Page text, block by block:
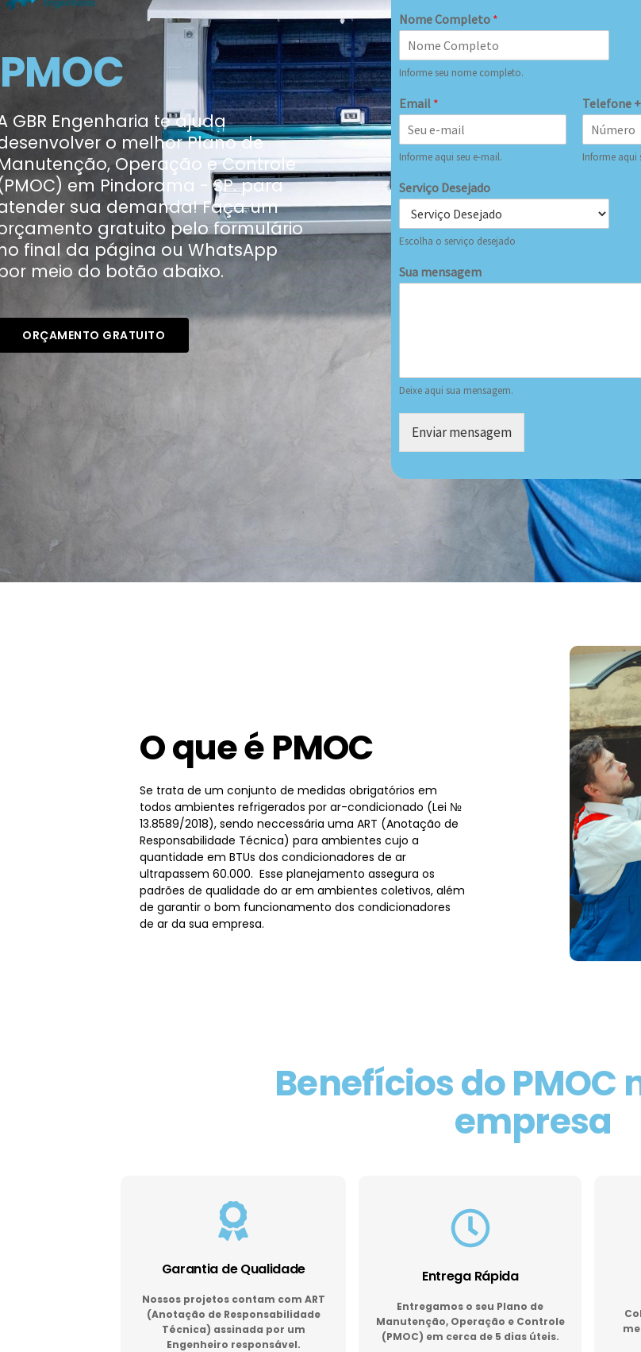
PMOC
GBR Engenharia te ajuda
o melhor Plano de
Operação e Controle
em Pindorama - SP. para
sua demanda! Faça um
gratuito pelo formulário
final da página ou WhatsApp
meio do botão abaixo.
ORÇAMENTO GRATUITO
Nome Completo *
Informe seu nome completo.
Email *
Informe aqui seu e-mail.
Telefone
Informe aqui
Serviço Desejado
Escolha o serviço desejado
Sua mensagem
Deixe aqui sua mensagem.
Enviar mensagem
O que é PMOC
Se trata de um conjunto de medidas obrigatórios em
todos ambientes refrigerados por ar-condicionado (Lei №
13.8589/2018), sendo neccessária uma ART (Anotação de
Responsabilidade Técnica) para ambientes cujo a
quantidade em BTUs dos condicionadores de ar
ultrapassem 60.000. Esse planejamento assegura os
padrões de qualidade do ar em ambientes coletivos, além
de garantir o bom funcionamento dos condicionadores
de ar da sua empresa.
Benefícios do PMOC
empresa
Garantia de Qualidade
Nossos projetos contam com ART
(Anotação de Responsabilidade
Técnica) assinada por um
Engenheiro responsável.
Entrega Rápida
Entregamos o seu Plano de
Manutenção, Operação e Controle
(PMOC) em cerca de 5 dias úteis.